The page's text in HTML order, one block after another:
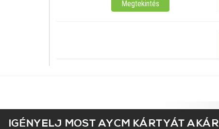
Megtekintés
IGÉNYELJ MOST AYCM KÁRTYÁT AKÁR